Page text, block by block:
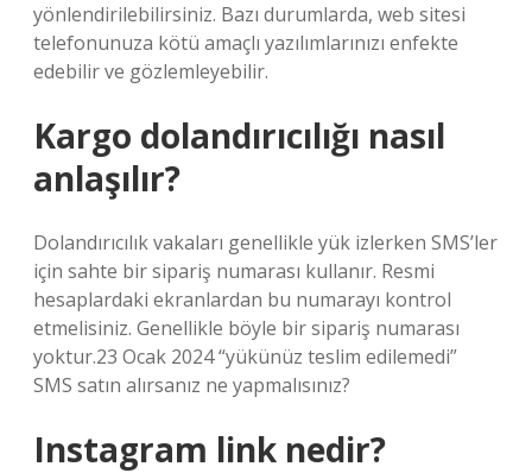
yönlendirilebilirsiniz. Bazı durumlarda, web sitesi
telefonunuza kötü amaçlı yazılımlarınızı enfekte
edebilir ve gözlemleyebilir.
Kargo dolandırıcılığı nasıl
anlaşılır?
Dolandırıcılık vakaları genellikle yük izlerken SMS’ler
için sahte bir sipariş numarası kullanır. Resmi
hesaplardaki ekranlardan bu numarayı kontrol
etmelisiniz. Genellikle böyle bir sipariş numarası
yoktur.23 Ocak 2024 “yükünüz teslim edilemedi”
SMS satın alırsanız ne yapmalısınız?
Instagram link nedir?